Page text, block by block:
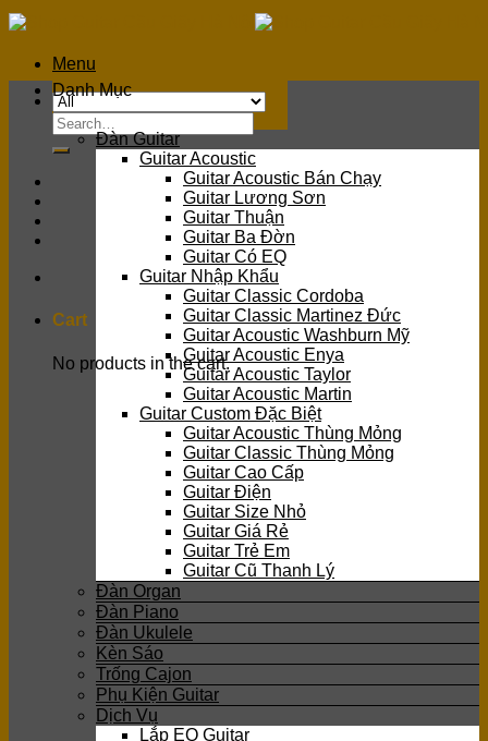
Skip
to
contentMenu
Search
for:
Cart
No products in the cart.
Danh Mục
Đàn Guitar
Guitar Acoustic
Guitar Acoustic Bán Chạy
Guitar Lương Sơn
Guitar Thuận
Guitar Ba Đờn
Guitar Có EQ
Guitar Nhập Khẩu
Guitar Classic Cordoba
Guitar Classic Martinez Đức
Guitar Acoustic Washburn Mỹ
Guitar Acoustic Enya
Guitar Acoustic Taylor
Guitar Acoustic Martin
Guitar Custom Đặc Biệt
Guitar Acoustic Thùng Mỏng
Guitar Classic Thùng Mỏng
Guitar Cao Cấp
Guitar Điện
Guitar Size Nhỏ
Guitar Giá Rẻ
Guitar Trẻ Em
Guitar Cũ Thanh Lý
Đàn Organ
Đàn Piano
Đàn Ukulele
Kèn Sáo
Trống Cajon
Phụ Kiện Guitar
Dịch Vụ
Lắp EQ Guitar